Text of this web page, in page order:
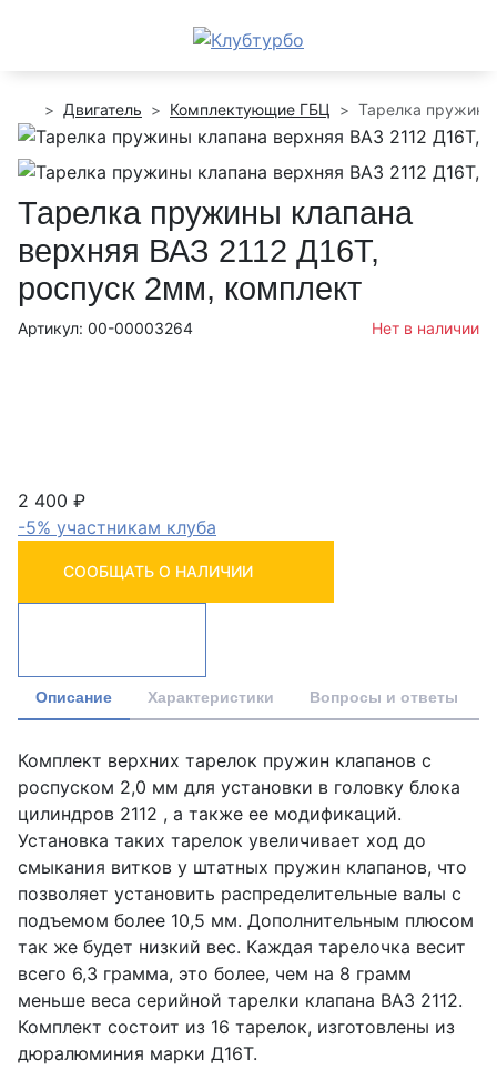
Двигатель Комплектующие ГБЦ Тарелка
Тарелка пружины клапана
верхняя ВАЗ 2112 Д16Т,
роспуск 2мм, комплект
Артикул: 00-00003264 Нет в наличии
2 400 ₽
-5% участникам клуба
СООБЩАТЬ О НАЛИЧИИ
Описание Характеристики Вопросы и ответы
Комплект верхних тарелок пружин клапанов с
роспуском 2,0 мм для установки в головку блока
цилиндров 2112 , а также ее модификаций.
Установка таких тарелок увеличивает ход до
смыкания витков у штатных пружин клапанов, что
позволяет установить распределительные валы с
подъемом более 10,5 мм. Дополнительным плюсом
так же будет низкий вес. Каждая тарелочка весит
всего 6,3 грамма, это более, чем на 8 грамм
меньше веса серийной тарелки клапана ВАЗ 2112.
Комплект состоит из 16 тарелок, изготовлены из
дюралюминия марки Д16Т.